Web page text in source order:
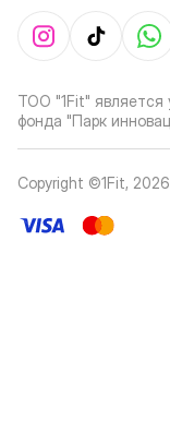
ТОО "1Fit" является
фонда "Парк
Copyright ©1Fit, 2026